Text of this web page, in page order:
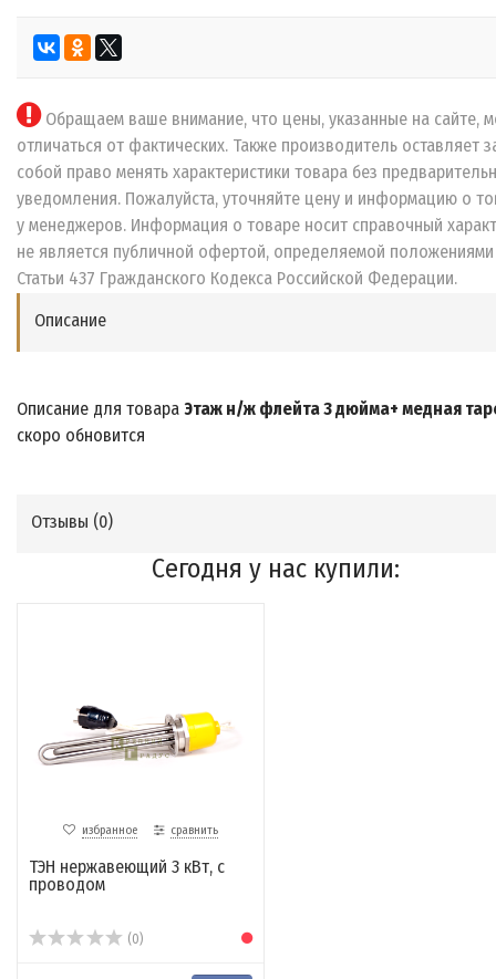
Обращаем ваше внимание, что цены, указанные на сайте,
отличаться от фактических. Также производитель оставляет
собой право менять характеристики товара без
уведомления. Пожалуйста, уточняйте цену и информацию о
у менеджеров. Информация о товаре носит справочный
не является публичной офертой, определяемой положениями
Статьи 437 Гражданского Кодекса Российской Федерации.
Описание
Описание для товара Этаж н/ж флейта 3 дюйма+ медная
скоро обновится
Отзывы (0)
Сегодня у нас купили:
избранное сравнить
ТЭН нержавеющий 3 кВт, с
проводом
(0)